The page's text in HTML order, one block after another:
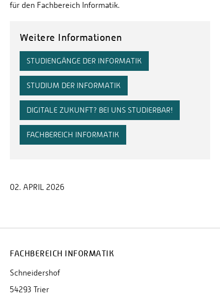
für den Fachbereich Informatik.
Weitere Informationen
STUDIENGÄNGE DER INFORMATIK
STUDIUM DER INFORMATIK
DIGITALE ZUKUNFT? BEI UNS STUDIERBAR!
FACHBEREICH INFORMATIK
02. APRIL 2026
FACHBEREICH INFORMATIK
Schneidershof
54293 Trier